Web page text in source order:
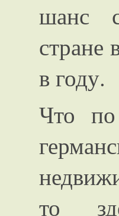
шанс
стране
в году.
Что
то